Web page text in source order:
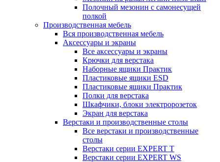
Полочный мезонин с самонесущей
полкой
Производственная мебель
Вся производственная мебель
Аксессуары и экраны
Все аксессуары и экраны
Крючки для верстака
Наборные ящики Практик
Пластиковые ящики ESD
Пластиковые ящики Практик
Полки для верстака
Шкафчики, блоки электророзеток
Экран для верстака
Верстаки и производственные столы
Все верстаки и производственные
столы
Верстаки серии EXPERT T
Верстаки серии EXPERT WS